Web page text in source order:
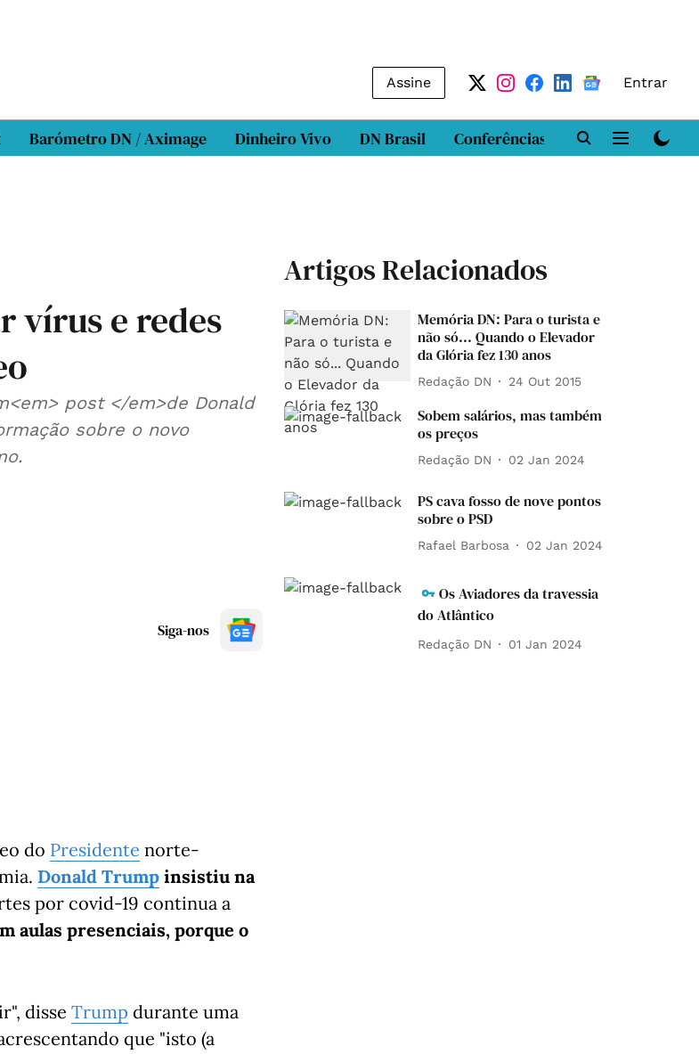
Assine Entrar
Barómetro DN / Aximage Dinheiro Vivo DN Brasil Conferências DN LAB
vírus e redes
post </em>de Donald
sobre o novo
Siga-nos
do Presidente norte-
Donald Trump insistiu na
por covid-19 continua a
aulas presenciais, porque o
disse Trump durante uma
que "isto (a
Artigos Relacionados
Memória DN: Para o turista e
não só... Quando o Elevador
da Glória fez 130 anos
Redação DN 24 Out 2015
Sobem salários, mas também
os preços
Redação DN 02 Jan 2024
PS cava fosso de nove pontos
sobre o PSD
Rafael Barbosa 02 Jan 2024
Os Aviadores da travessia
do Atlântico
Redação DN 01 Jan 2024